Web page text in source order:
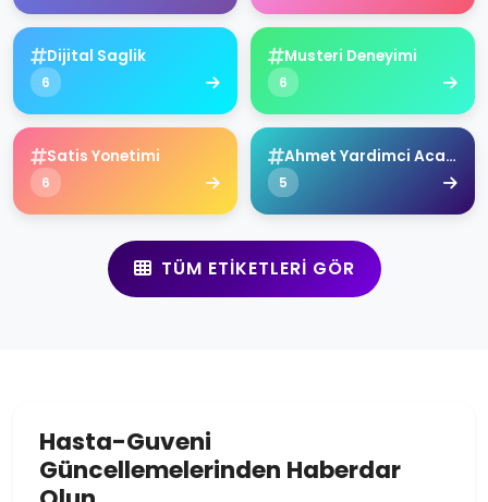
Dijital Saglik
6
Musteri Deneyimi
6
Satis Yonetimi
6
Ahmet Yardimci Academy
5
TÜM ETIKETLERI GÖR
Hasta-Guveni
Güncellemelerinden Haberdar